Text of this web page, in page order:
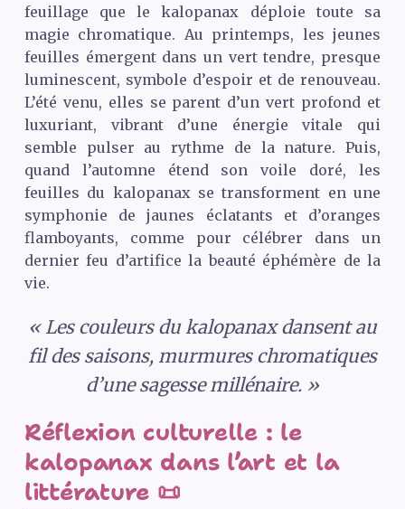
feuillage que le kalopanax déploie toute sa
magie chromatique. Au printemps, les jeunes
feuilles émergent dans un vert tendre, presque
luminescent, symbole d’espoir et de renouveau.
L’été venu, elles se parent d’un vert profond et
luxuriant, vibrant d’une énergie vitale qui
semble pulser au rythme de la nature. Puis,
quand l’automne étend son voile doré, les
feuilles du kalopanax se transforment en une
symphonie de jaunes éclatants et d’oranges
flamboyants, comme pour célébrer dans un
dernier feu d’artifice la beauté éphémère de la
vie.
« Les couleurs du kalopanax dansent au
fil des saisons, murmures chromatiques
d’une sagesse millénaire. »
Réflexion culturelle : le
kalopanax dans l’art et la
littérature 📜